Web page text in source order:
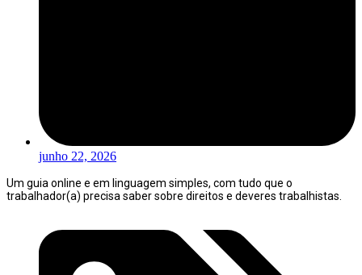
junho 22, 2026
Um guia online e em linguagem simples, com tudo que o
trabalhador(a) precisa saber sobre direitos e deveres trabalhistas.